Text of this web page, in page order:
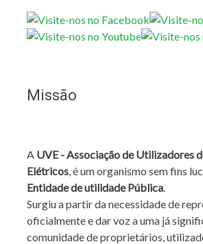
Missão
A UVE - Associação de Utilizadores
Elétricos, é um organismo sem fins
Entidade de utilidade Pública.
Surgiu a partir da necessidade de
oficialmente e dar voz a uma já
comunidade de proprietários,